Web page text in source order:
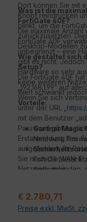
Dort können Sie mit
Knopf reindrücken
blinkt, um die
zurückzusetzten.
Desktop-Modellen
Was ist die
FortiGate 40F?
Die maximale
FortiGate 40F
unbegrenzt – eine
gibt es nicht. Jedoch
Hardware so sehr
keine weiteren
Wert schwankt
Wie gestaltet sich
Setup?
Die FortiGate 40F
„192.168.1.99“ auf
Wenn Sie sich
unter der URL „
mit dem Benutzer
Password gibt es
Erstanmeldung frei.
aufgefordert, Ihr
Sie noch die WAN-
Netzwerk anbinden,
Vorteile:
Gartner Magic
Netzwerk
FortiOS bietet
Sicherheit
/ ML-gestützten
Regulärer Preis:
€ 2.780,71
Preise exkl. MwSt.